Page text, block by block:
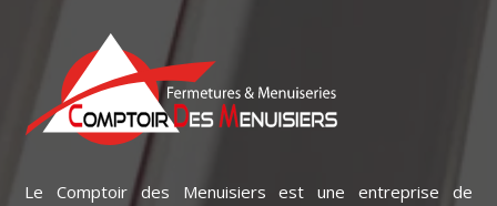
Le Comptoir des Menuisiers est une entreprise de